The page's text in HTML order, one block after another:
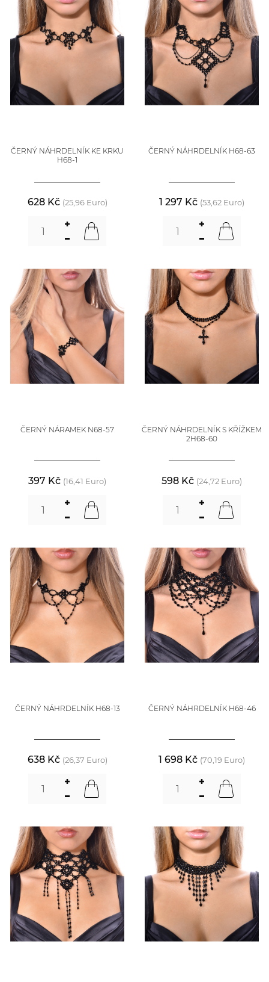
ČERNÝ NÁHRDELNÍK KE KRKU
H68-1
628 Kč (25,96 Euro)
ČERNÝ NÁHRDELNÍK H68-63
1 297 Kč (53,62 Euro)
ČERNÝ NÁRAMEK N68-57
397 Kč (16,41 Euro)
ČERNÝ NÁHRDELNÍK S KŘÍŽKEM
2H68-60
598 Kč (24,72 Euro)
ČERNÝ NÁHRDELNÍK H68-13
638 Kč (26,37 Euro)
ČERNÝ NÁHRDELNÍK H68-46
1 698 Kč (70,19 Euro)